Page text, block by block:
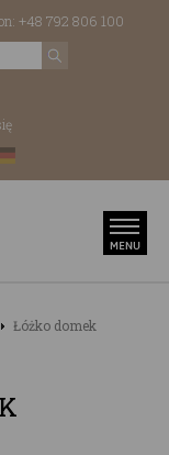
+48 792 806 100
Łóżko domek